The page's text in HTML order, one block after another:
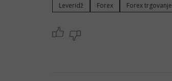
Leveridž Forex Forex trgovanje